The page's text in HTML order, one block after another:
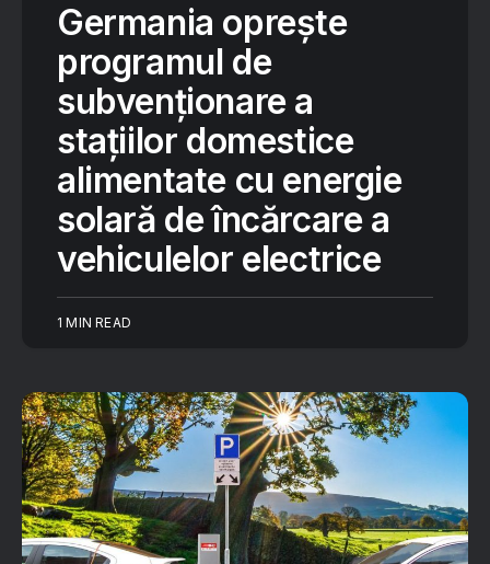
Germania oprește
programul de
subvenționare a
stațiilor domestice
alimentate cu energie
solară de încărcare a
vehiculelor electrice
1 MIN READ